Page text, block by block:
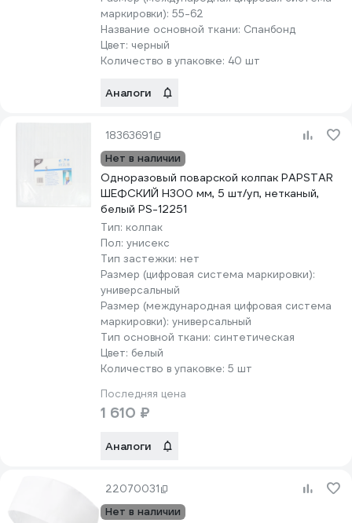
маркировки): 55-62
Название основной ткани: Спанбонд
Цвет: черный
Количество в упаковке: 40 шт
Аналоги
18363691
Нет в наличии
Одноразовый поварской колпак PAPSTAR
ШЕФСКИЙ Н300 мм, 5 шт/уп, нетканый,
белый PS-12251
Тип: колпак
Пол: унисекс
Тип застежки: нет
Размер (цифровая система маркировки):
универсальный
Размер (международная цифровая система
маркировки): универсальный
Тип основной ткани: синтетическая
Цвет: белый
Количество в упаковке: 5 шт
Последняя цена
1 610 ₽
Аналоги
22070031
Нет в наличии